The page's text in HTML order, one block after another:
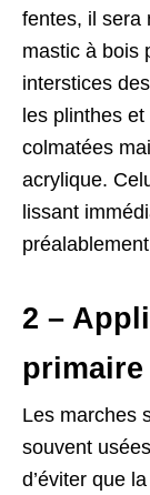
fentes, il sera
mastic à bois
interstices
les plinthes
colmatées
acrylique.
lissant
2 –
primaire
Les marches
souvent
d’éviter que